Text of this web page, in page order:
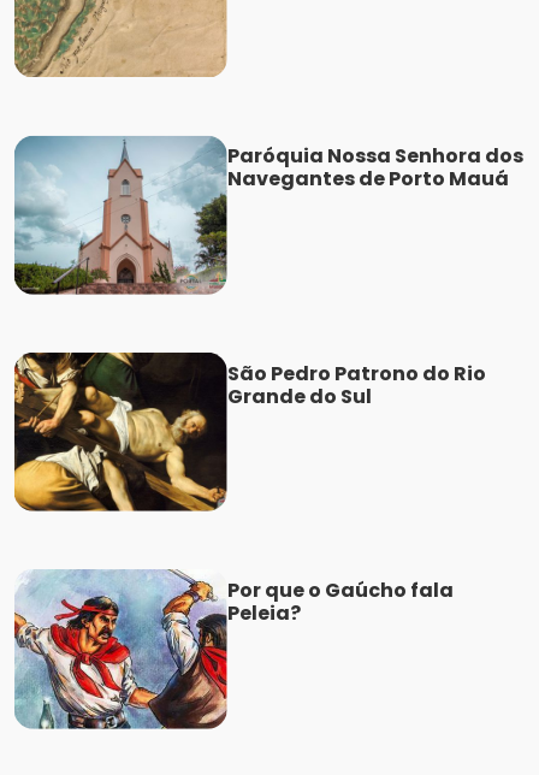
Paróquia Nossa Senhora dos
Navegantes de Porto Mauá
São Pedro Patrono do Rio
Grande do Sul
Por que o Gaúcho fala
Peleia?